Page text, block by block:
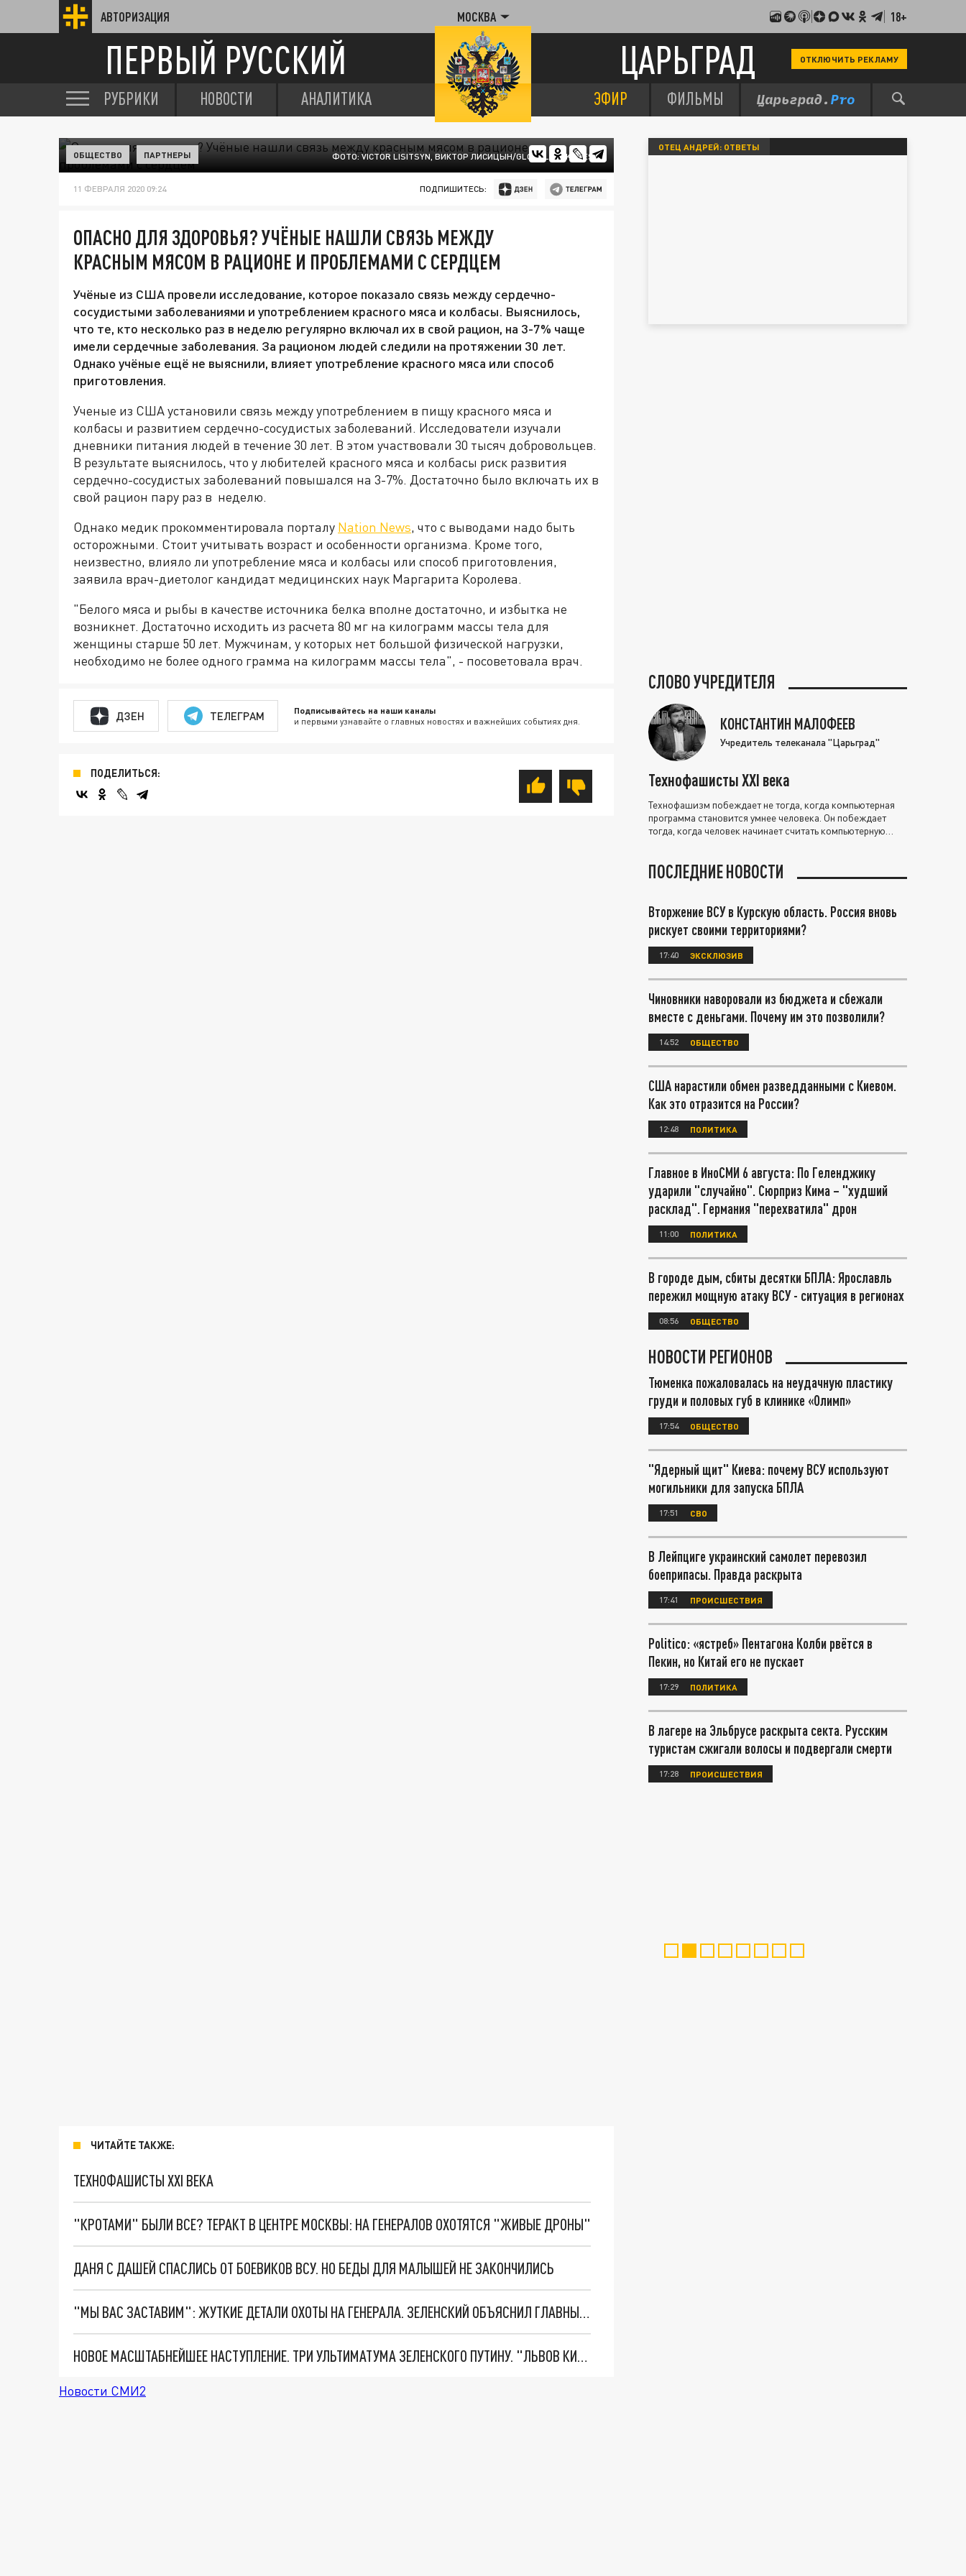
АВТОРИЗАЦИЯ МОСКВА 18+
ПЕРВЫЙ РУССКИЙ ЦАРЬГРАД ОТКЛЮЧИТЬ РЕКЛАМУ
РУБРИКИ НОВОСТИ АНАЛИТИКА ЭФИР ФИЛЬМЫ
ФОТО: VICTOR LISITSYN, ВИКТОР ЛИСИЦЫН/GLOBALLOOKPRESS
ОБЩЕСТВО ПАРТНЕРЫ
11 ФЕВРАЛЯ 2020 09:24 ПОДПИШИТЕСЬ:
ОПАСНО ДЛЯ ЗДОРОВЬЯ? УЧЁНЫЕ НАШЛИ СВЯЗЬ МЕЖДУ
КРАСНЫМ МЯСОМ В РАЦИОНЕ И ПРОБЛЕМАМИ С СЕРДЦЕМ
Учёные из США провели исследование, которое показало связь между сердечно-
сосудистыми заболеваниями и употреблением красного мяса и колбасы. Выяснилось,
что те, кто несколько раз в неделю регулярно включал их в свой рацион, на 3-7% чаще
имели сердечные заболевания. За рационом людей следили на протяжении 30 лет.
Однако учёные ещё не выяснили, влияет употребление красного мяса или способ
приготовления.
Ученые из США установили связь между употреблением в пищу красного мяса и
колбасы и развитием сердечно-сосудистых заболеваний. Исследователи изучали
дневники питания людей в течение 30 лет. В этом участвовали 30 тысяч добровольцев.
В результате выяснилось, что у любителей красного мяса и колбасы риск развития
сердечно-сосудистых заболеваний повышался на 3-7%. Достаточно было включать их в
свой рацион пару раз в неделю.
Однако медик прокомментировала порталу Nation News, что с выводами надо быть
осторожными. Стоит учитывать возраст и особенности организма. Кроме того,
неизвестно, влияло ли употребление мяса и колбасы или способ приготовления,
заявила врач-диетолог кандидат медицинских наук Маргарита Королева.
"Белого мяса и рыбы в качестве источника белка вполне достаточно, и избытка не
возникнет. Достаточно исходить из расчета 80 мг на килограмм массы тела для
женщины старше 50 лет. Мужчинам, у которых нет большой физической нагрузки,
необходимо не более одного грамма на килограмм массы тела", - посоветовала врач.
ДЗЕН ТЕЛЕГРАМ Подписывайтесь на наши каналы
и первыми узнавайте о главных новостях и важнейших событиях дня.
ПОДЕЛИТЬСЯ:
ЧИТАЙТЕ ТАКЖЕ:
ТЕХНОФАШИСТЫ XXI ВЕКА
"КРОТАМИ" БЫЛИ ВСЕ? ТЕРАКТ В ЦЕНТРЕ МОСКВЫ: НА ГЕНЕРАЛОВ ОХОТЯТСЯ "ЖИВЫЕ ДРОНЫ"
ДАНЯ С ДАШЕЙ СПАСЛИСЬ ОТ БОЕВИКОВ ВСУ. НО БЕДЫ ДЛЯ МАЛЫШЕЙ НЕ ЗАКОНЧИЛИСЬ
"МЫ ВАС ЗАСТАВИМ": ЖУТКИЕ ДЕТАЛИ ОХОТЫ НА ГЕНЕРАЛА. ЗЕЛЕНСКИЙ ОБЪЯСНИЛ ГЛАВНЫЙ СМЫСЛ ТЕРАКТА В ЦЕНТРЕ МОСКВЫ
НОВОЕ МАСШТАБНЕЙШЕЕ НАСТУПЛЕНИЕ. ТРИ УЛЬТИМАТУМА ЗЕЛЕНСКОГО ПУТИНУ. "ЛЬВОВ КИМА" ПОСТАВЯТ НА ПВО? ГЛОБАЛЬНЫЙ ПРОРЫВ ПОД ЗАПОРОЖЬЕМ
Новости СМИ2
ОТЕЦ АНДРЕЙ: ОТВЕТЫ
СЛОВО УЧРЕДИТЕЛЯ
КОНСТАНТИН МАЛОФЕЕВ
Учредитель телеканала "Царьград"
Технофашисты XXI века
Технофашизм побеждает не тогда, когда компьютерная
программа становится умнее человека. Он побеждает
тогда, когда человек начинает считать компьютерную
ПОСЛЕДНИЕ НОВОСТИ
Вторжение ВСУ в Курскую область. Россия вновь
рискует своими территориями?
17:40 ЭКСКЛЮЗИВ
Чиновники наворовали из бюджета и сбежали
вместе с деньгами. Почему им это позволили?
14:52 ОБЩЕСТВО
США нарастили обмен разведданными с Киевом.
Как это отразится на России?
12:48 ПОЛИТИКА
Главное в ИноСМИ 6 августа: По Геленджику
ударили "случайно". Сюрприз Кима – "худший
расклад". Германия "перехватила" дрон
11:00 ПОЛИТИКА
В городе дым, сбиты десятки БПЛА: Ярославль
пережил мощную атаку ВСУ - ситуация в регионах
08:56 ОБЩЕСТВО
НОВОСТИ РЕГИОНОВ
Тюменка пожаловалась на неудачную пластику
груди и половых губ в клинике «Олимп»
17:54 ОБЩЕСТВО
"Ядерный щит" Киева: почему ВСУ используют
могильники для запуска БПЛА
17:51 СВО
В Лейпциге украинский самолет перевозил
боеприпасы. Правда раскрыта
17:41 ПРОИСШЕСТВИЯ
Politico: «ястреб» Пентагона Колби рвётся в
Пекин, но Китай его не пускает
17:29 ПОЛИТИКА
В лагере на Эльбрусе раскрыта секта. Русским
туристам сжигали волосы и подвергали смерти
17:28 ПРОИСШЕСТВИЯ